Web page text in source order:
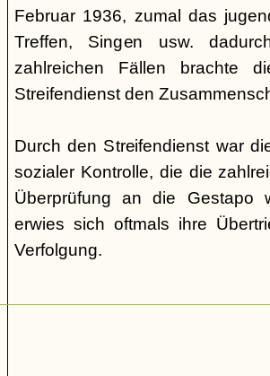
Februar 1936, zumal das
Treffen, Singen usw.
zahlreichen Fällen brachte
Streifendienst den
Durch den Streifendienst war
sozialer Kontrolle, die die
Überprüfung an die Gestapo
erwies sich oftmals ihre
Verfolgung.